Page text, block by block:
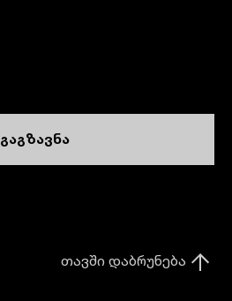
თავში დაბრუნება
გაგზავნა